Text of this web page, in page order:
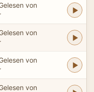
von
von
von
von